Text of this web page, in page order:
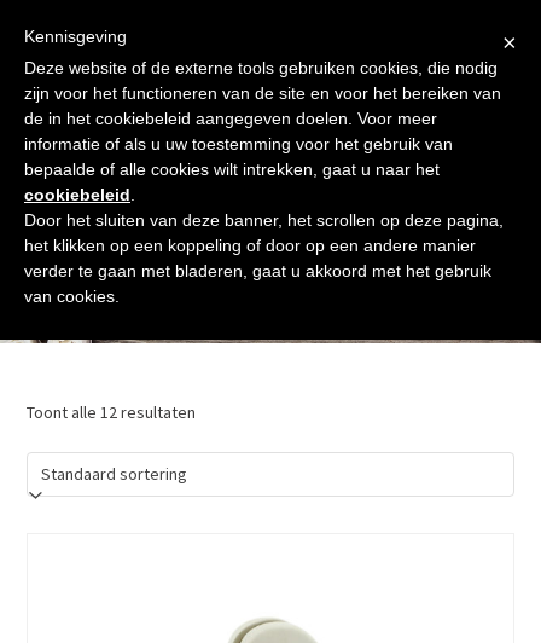
content
Afrekenen
Winkelmand Shop
Open
mobile
menu
Close
mobile
menu
Bridgewater Candle Company
Toont alle 12 resultaten
×
Kennisgeving
Deze website of de externe tools gebruiken cookies, die nodig
zijn voor het functioneren van de site en voor het bereiken van
de in het cookiebeleid aangegeven doelen. Voor meer
informatie of als u uw toestemming voor het gebruik van
bepaalde of alle cookies wilt intrekken, gaat u naar het
cookiebeleid
Door het sluiten van deze banner, het scrollen op deze pagina,
het klikken op een koppeling of door op een andere manier
verder te gaan met bladeren, gaat u akkoord met het gebruik
van cookies.